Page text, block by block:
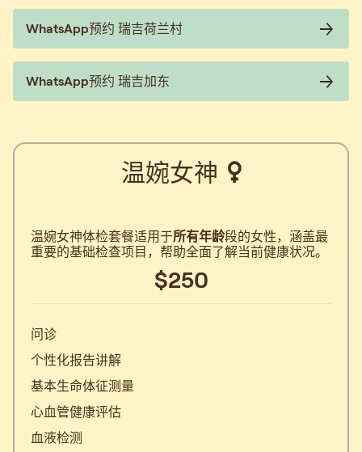
WhatsApp预约 瑞吉荷兰村
WhatsApp预约 瑞吉加东
温婉女神
温婉女神体检套餐适用于所有年龄段的女性，涵盖最
重要的基础检查项目，帮助全面了解当前健康状况。
$250
问诊
个性化报告讲解
基本生命体征测量
心血管健康评估
血液检测